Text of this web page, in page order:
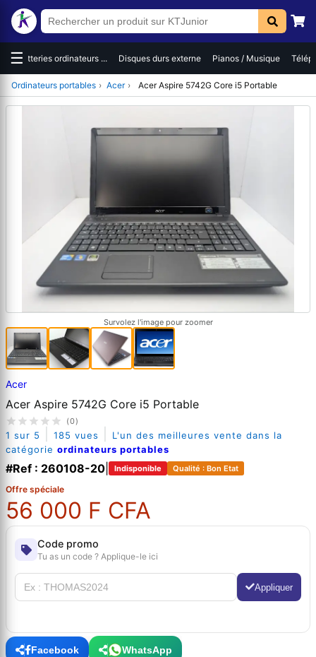
☰Batteries ordinateurs ... Disques durs externe Pianos / Musique
Ordinateurs portables › Acer › Acer Aspire 5742G Core i5 Portable
Survolez l'image pour zoomer
Acer
Acer Aspire 5742G Core i5 Portable
(0)
1 sur 5 185 vues
L'un des meilleures vente dans la
catégorie ordinateurs portables
#Ref : 260108-20 Indisponible Qualité : Bon Etat
Offre spéciale
56 000 F CFA
Code promo
Tu as un code ? Applique-le ici
Appliquer
Facebook WhatsApp